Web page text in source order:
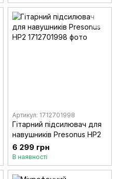
Артикул: 1712701998
Гітарний підсилювач для
навушників Presonus HP2
6 299 грн
В наявності